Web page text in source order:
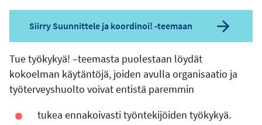
Siirry Suunnittele ja koordinoi! -teemaan
Tue työkykyä! –teemasta puolestaan löydät
kokoelman käytäntöjä, joiden avulla organisaatio ja
työterveyshuolto voivat entistä paremmin
tukea ennakoivasti työntekijöiden työkykyä.